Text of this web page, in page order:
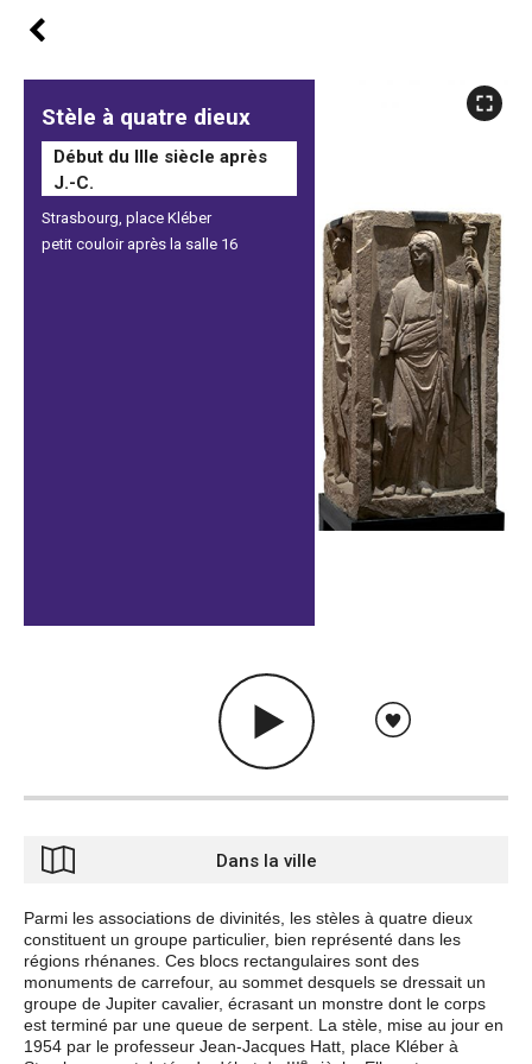
Stèle à quatre dieux
Début du IIIe siècle après
J.-C.
Strasbourg, place Kléber
petit couloir après la salle 16
Dans la ville
Parmi les associations de divinités, les stèles à quatre dieux
constituent un groupe particulier, bien représenté dans les
régions rhénanes. Ces blocs rectangulaires sont des
monuments de carrefour, au sommet desquels se dressait un
groupe de Jupiter cavalier, écrasant un monstre dont le corps
est terminé par une queue de serpent. La stèle, mise au jour en
1954 par le professeur Jean-Jacques Hatt, place Kléber à